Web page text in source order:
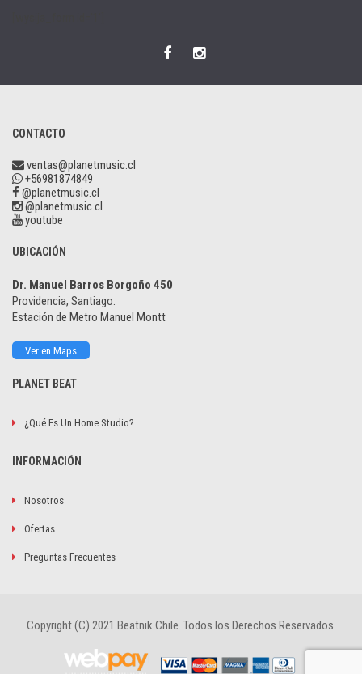
CONTACTO
ventas@planetmusic.cl
+56981874849
@planetmusic.cl
@planetmusic.cl
youtube
UBICACIÓN
Dr. Manuel Barros Borgoño 450
Providencia, Santiago.
Estación de Metro Manuel Montt
Ver en Maps
PLANET BEAT
¿Qué Es Un Home Studio?
INFORMACIÓN
Nosotros
Ofertas
Preguntas Frecuentes
Copyright (C) 2021 Beatnik Chile. Todos los Derechos Reservados.